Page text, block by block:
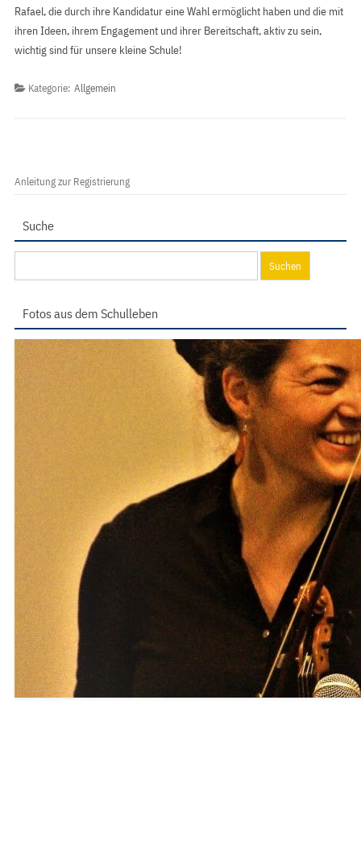
Rafael, die durch ihre Kandidatur eine Wahl ermöglicht haben und die mit
ihren Ideen, ihrem Engagement und ihrer Bereitschaft, aktiv zu sein,
wichtig sind für unsere kleine Schule!
Kategorie: Allgemein
Anleitung zur Registrierung
Suche
nach:
Fotos aus dem Schulleben